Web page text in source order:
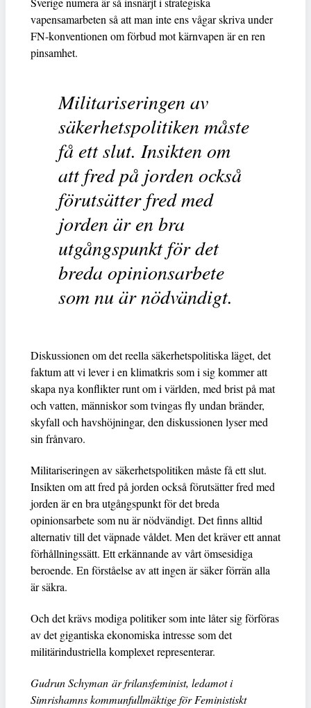
vapensamarbeten så att man inte ens vågar skriva under
FN-konventionen om förbud mot kärnvapen är en ren
pinsamhet.
Militariseringen av
säkerhetspolitiken måste
få ett slut. Insikten om
att fred på jorden också
förutsätter fred med
jorden är en bra
utgångspunkt för det
breda opinionsarbete
som nu är nödvändigt.
Diskussionen om det reella säkerhetspolitiska läget, det
faktum att vi lever i en klimatkris som i sig kommer att
skapa nya konflikter runt om i världen, med brist på mat
och vatten, människor som tvingas fly undan bränder,
skyfall och havshöjningar, den diskussionen lyser med
sin frånvaro.
Militariseringen av säkerhetspolitiken måste få ett slut.
Insikten om att fred på jorden också förutsätter fred med
jorden är en bra utgångspunkt för det breda
opinionsarbete som nu är nödvändigt. Det finns alltid
alternativ till det väpnade våldet. Men det kräver ett annat
förhållningssätt. Ett erkännande av vårt ömsesidiga
beroende. En förståelse av att ingen är säker förrän alla
är säkra.
Och det krävs modiga politiker som inte låter sig förföras
av det gigantiska ekonomiska intresse som det
militärindustriella komplexet representerar.
Gudrun Schyman är frilansfeminist, ledamot i
Simrishamns kommunfullmäktige för Feministiskt